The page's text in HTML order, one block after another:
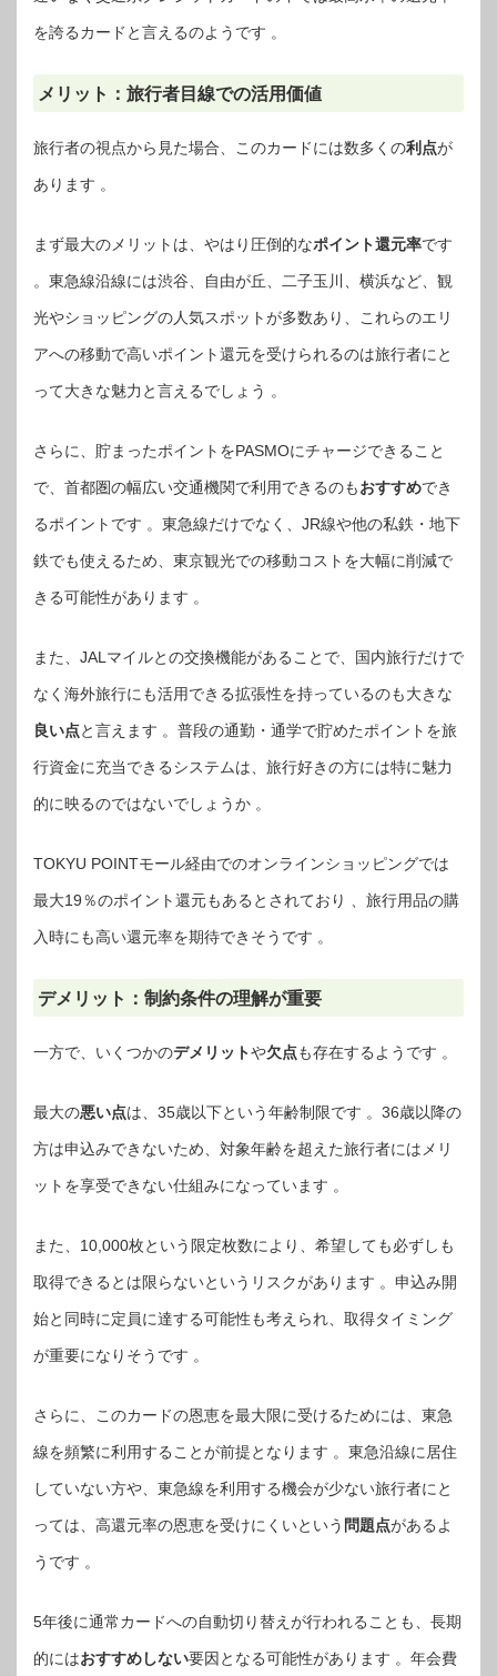
を誇るカードと言えるのようです 。
メリット：旅行者目線での活用価値
旅行者の視点から見た場合、このカードには数多くの利点が
あります 。
まず最大のメリットは、やはり圧倒的なポイント還元率です
。東急線沿線には渋谷、自由が丘、二子玉川、横浜など、観
光やショッピングの人気スポットが多数あり、これらのエリ
アへの移動で高いポイント還元を受けられるのは旅行者にと
って大きな魅力と言えるでしょう 。
さらに、貯まったポイントをPASMOにチャージできること
で、首都圏の幅広い交通機関で利用できるのもおすすめでき
るポイントです 。東急線だけでなく、JR線や他の私鉄・地下
鉄でも使えるため、東京観光での移動コストを大幅に削減で
きる可能性があります 。
また、JALマイルとの交換機能があることで、国内旅行だけで
なく海外旅行にも活用できる拡張性を持っているのも大きな
良い点と言えます 。普段の通勤・通学で貯めたポイントを旅
行資金に充当できるシステムは、旅行好きの方には特に魅力
的に映るのではないでしょうか 。
TOKYU POINTモール経由でのオンラインショッピングでは
最大19％のポイント還元もあるとされており 、旅行用品の購
入時にも高い還元率を期待できそうです 。
デメリット：制約条件の理解が重要
一方で、いくつかのデメリットや欠点も存在するようです 。
最大の悪い点は、35歳以下という年齢制限です 。36歳以降の
方は申込みできないため、対象年齢を超えた旅行者にはメリ
ットを享受できない仕組みになっています 。
また、10,000枚という限定枚数により、希望しても必ずしも
取得できるとは限らないというリスクがあります 。申込み開
始と同時に定員に達する可能性も考えられ、取得タイミング
が重要になりそうです 。
さらに、このカードの恩恵を最大限に受けるためには、東急
線を頻繁に利用することが前提となります 。東急沿線に居住
していない方や、東急線を利用する機会が少ない旅行者にと
っては、高還元率の恩恵を受けにくいという 問題点があるよ
うです 。
5年後に通常カードへの自動切り替えが行われることも、長期
的にはおすすめしない要因となる可能性があります 。年会費